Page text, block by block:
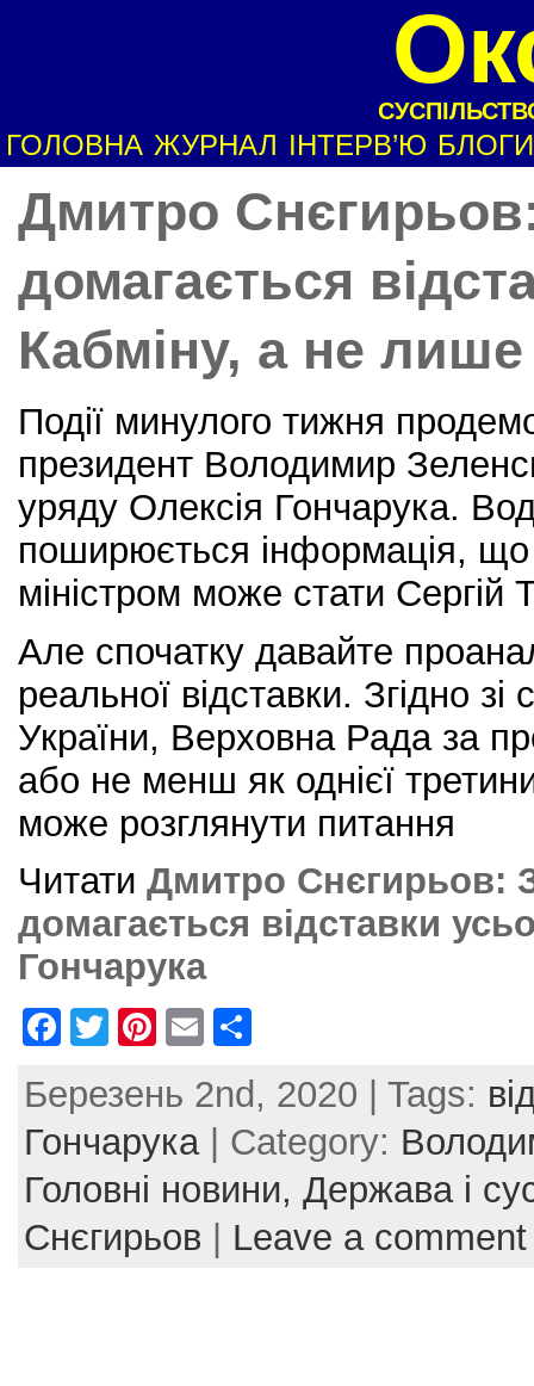
ГОЛОВНА ЖУРНАЛ ІНТЕРВ’Ю БЛОГИ
Дмитро
домагається
Кабміну, а не
Події минулого тижня
президент Володимир
уряду Олексія Гончарука.
поширюється інформація,
міністром може стати Сергій
Але спочатку давайте
реальної відставки. Згідно зі
України, Верховна Рада за
або не менш як однієї
може розглянути питання
Читати Дмитро Снєгирьов:
домагається відставки
Гончарука
F
c
e
b
o
o
T
itt
er
Pi
er
e
st
E
ai
l
ar
e
Березень 2nd, 2020 | Tags:
Гончарука| Category:
Головні новини, Держава і
Снєгирьов
Leave a comment